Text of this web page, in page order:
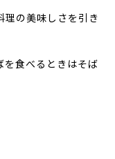
理の美味しさを引き
を食べるときはそば